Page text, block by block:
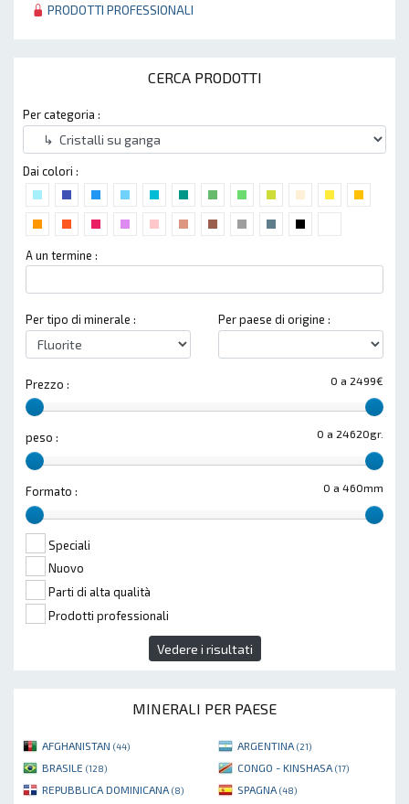
PRODOTTI PROFESSIONALI
CERCA PRODOTTI
Per categoria :
Dai colori :
A un termine :
Per tipo di minerale : Per paese di origine :
0 a 2499€
Prezzo :
0 a 24620gr.
peso :
0 a 460mm
Formato :
Speciali
Nuovo
Parti di alta qualità
Prodotti professionali
Vedere i risultati
MINERALI PER PAESE
AFGHANISTAN (44) ARGENTINA (21)
BRASILE (128) CONGO - KINSHASA (17)
REPUBBLICA DOMINICANA (8) SPAGNA (48)